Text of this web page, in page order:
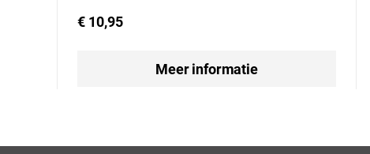
€ 10,95
Meer informatie